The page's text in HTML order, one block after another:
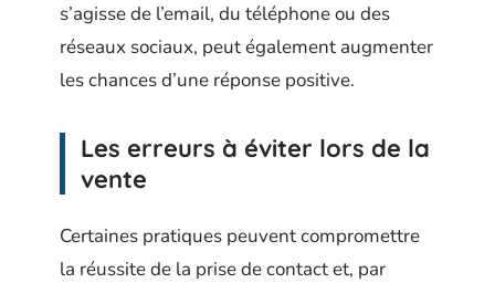
s’agisse de l’email, du téléphone ou des
réseaux sociaux, peut également augmenter
les chances d’une réponse positive.
Les erreurs à éviter lors de la
vente
Certaines pratiques peuvent compromettre
la réussite de la prise de contact et, par